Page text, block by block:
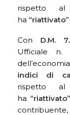
rispetto al
ha “riattivato”
Con D.M.
Ufficiale n.
indici di
rispetto al
ha “riattivato”